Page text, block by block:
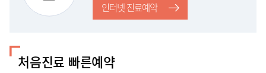
인터넷 진료예약
처음진료 빠른예약